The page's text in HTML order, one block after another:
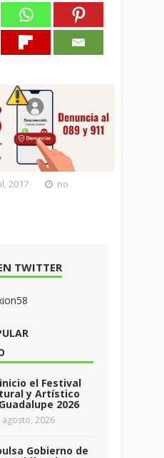
2017
no
TWITTER
el Festival
y Artístico
2026
agosto, 2026
Gobierno de